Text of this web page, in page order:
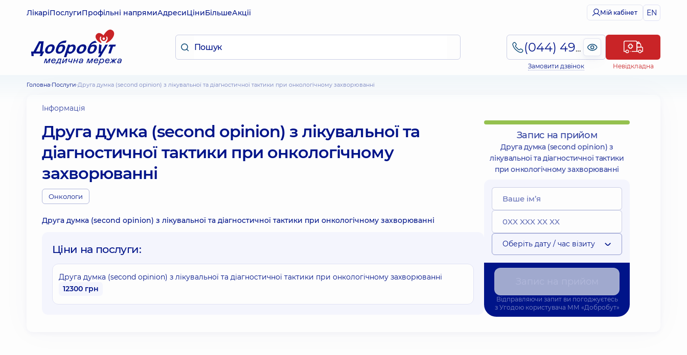
ЛікаріПослугиПрофільні напрямиАдресиЦіниБільшеАкції Мій кабінет EN
(044) 495-2-888
Замовити дзвінок Невідкладна
Головна Послуги Друга думка (second opinion) з лікувальної та діагностичної тактики при онкологічному захворюванні
Інформація
Друга думка (second opinion) з лікувальної та
діагностичної тактики при онкологічному
захворюванні
Онкологи
Друга думка (second opinion) з лікувальної та діагностичної тактики при онкологічному захворюванні
Ціни на послуги:
Друга думка (second opinion) з лікувальної та діагностичної тактики при онкологічному захворюванні
12300 грн
Запис на прийом
Друга думка (second opinion) з
лікувальної та діагностичної тактики
при онкологічному захворюванні
Оберіть дату / час візиту
Відправляючи запит ви погоджуєтесь
з Угодою користувача ММ «Добробут»